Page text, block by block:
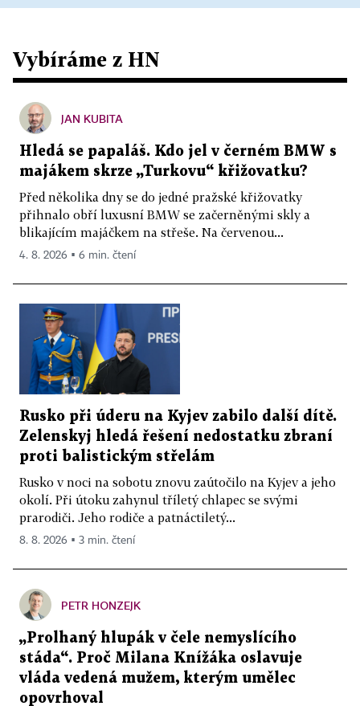
Vybíráme z HN
JAN KUBITA
Hledá se papaláš. Kdo jel v černém BMW s
majákem skrze „Turkovu“ křižovatku?
Před několika dny se do jedné pražské křižovatky
přihnalo obří luxusní BMW se začerněnými skly a
blikajícím majáčkem na střeše. Na červenou...
4. 8. 2026 ▪ 6 min. čtení
Rusko při úderu na Kyjev zabilo další dítě.
Zelenskyj hledá řešení nedostatku zbraní
proti balistickým střelám
Rusko v noci na sobotu znovu zaútočilo na Kyjev a jeho
okolí. Při útoku zahynul tříletý chlapec se svými
prarodiči. Jeho rodiče a patnáctiletý...
8. 8. 2026 ▪ 3 min. čtení
PETR HONZEJK
„Prolhaný hlupák v čele nemyslícího
stáda“. Proč Milana Knížáka oslavuje
vláda vedená mužem, kterým umělec
opovrhoval